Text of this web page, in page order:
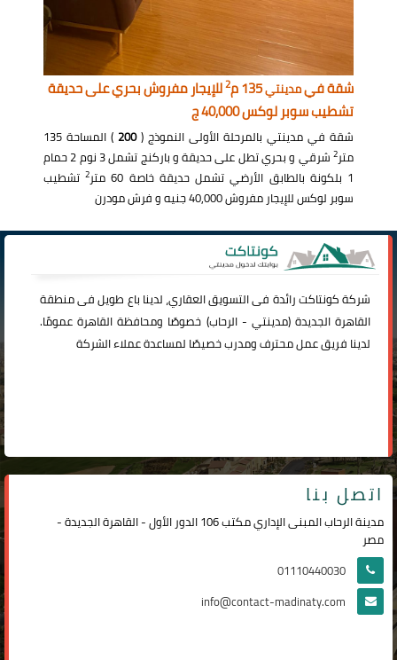
شقة فيمدينتي135 م 2للإيجار مفروش بحري على حديقة
تشطيب سوبر لوكس 40,000 ج
شقة في مدينتي بالمرحلة الأولى النموذج (200
) المساحة 135
متر2
شرقي و بحري تطل على حديقة و باركنج تشمل 3 نوم 2 حمام
1 بلكونة بالطابق الأرضي تشمل حديقة خاصة 60 متر
2تشطيب
سوبر لوكس للإيجار مفروش 40,000 جنيه و فرش مودرن
شركةكونتاكترائدة فى التسويق العقاري، لدينا باع طويل فى منطقة
القاهرة الجديدة (مدينتي -الرحاب) خصوصًا ومحافظة القاهرة عمومًا.
لدينا فريق عمل محترف ومدرب خصيصًا لمساعدة عملاء الشركة
اتصل بنا
مدينة الرحاب المبنى الإداري مكتب 106 الدور الأول - القاهرة الجديدة -
مصر
01110440030
info@contact-madinaty.com